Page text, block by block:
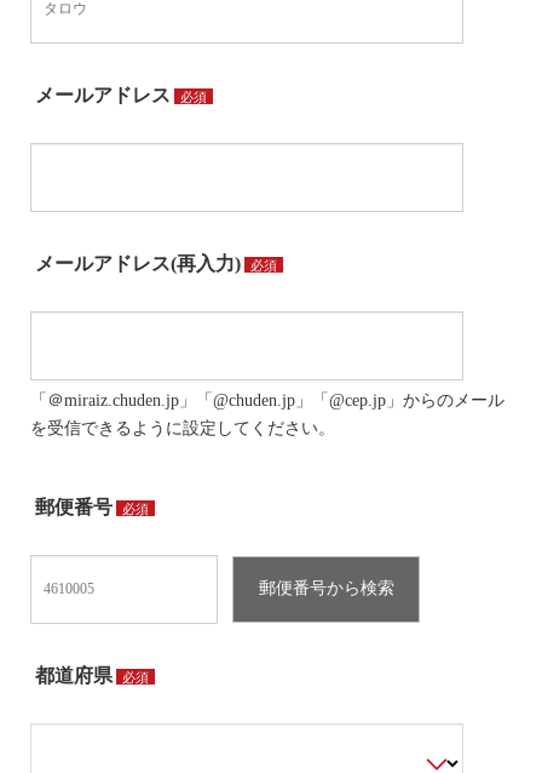
メールアドレス 必須
メールアドレス(再入力) 必須
「＠miraiz.chuden.jp」「@chuden.jp」「@cep.jp」からのメール
を受信できるように設定してください。
郵便番号 必須
都道府県 必須